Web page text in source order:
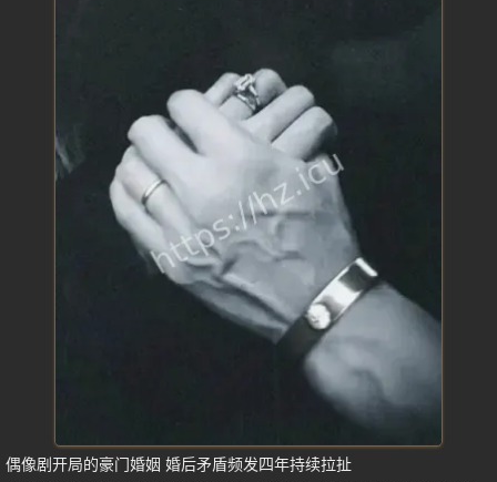
偶像剧开局的豪门婚姻 婚后矛盾频发四年持续拉扯